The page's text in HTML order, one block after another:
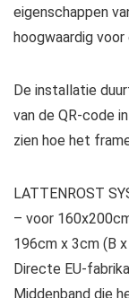
eigenschappen
hoogwaardig
De installatie
van de QR-code
zien hoe het
LATTENROST
– voor
196cm x 3cm (B
Directe EU-
Middenband die